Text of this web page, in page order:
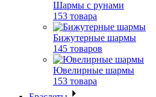
Шармы с рунами
153 товара
Бижутерные шармы
145 товаров
Ювелирные шармы
153 товара